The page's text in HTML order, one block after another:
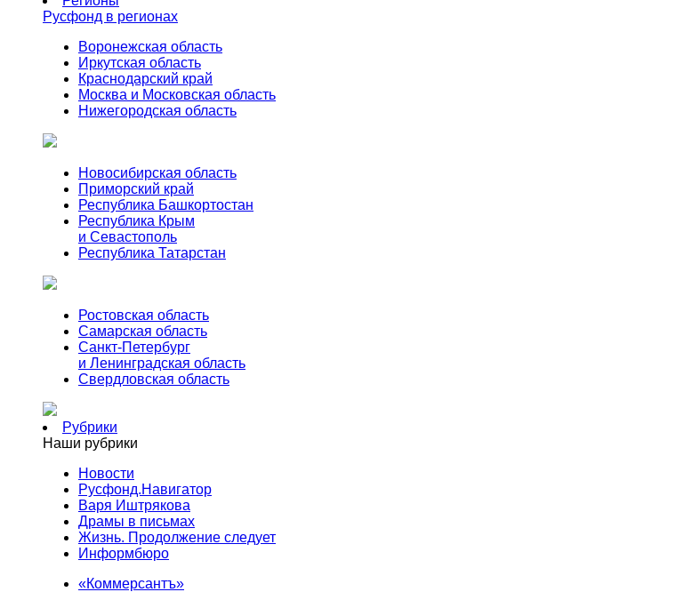
Русфонд в регионах
Воронежская область
Иркутская область
Краснодарский край
Москва и Московская область
Нижегородская область
Новосибирская область
Приморский край
Республика Башкортостан
Республика Крым
и Севастополь
Республика Татарстан
Ростовская область
Самарская область
Санкт-Петербург
и Ленинградская область
Свердловская область
Рубрики
Наши рубрики
Новости
Русфонд.Навигатор
Варя Иштрякова
Драмы в письмах
Жизнь. Продолжение следует
Информбюро
«Коммерсантъ»